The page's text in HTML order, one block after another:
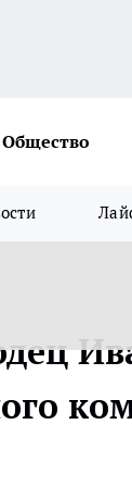
Общество